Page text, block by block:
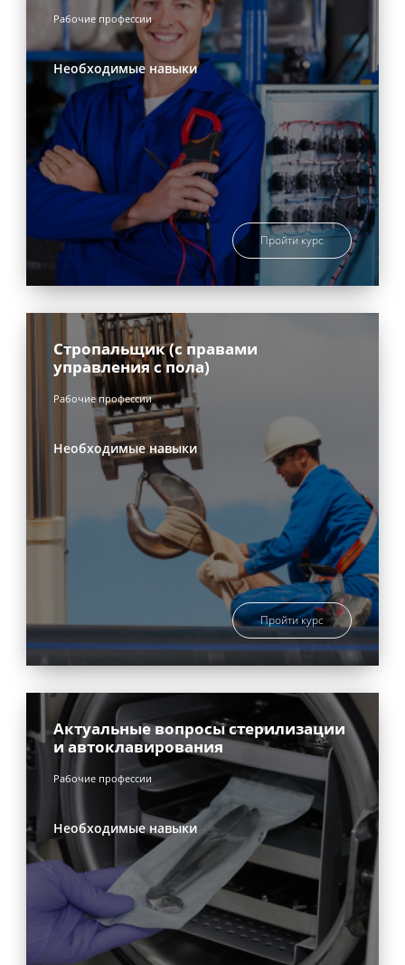
Рабочие профессии
Необходимые навыки
Пройти курс
Стропальщик (с правами
управления с пола)
Рабочие профессии
Необходимые навыки
Пройти курс
Актуальные вопросы стерилизации
и автоклавирования
Рабочие профессии
Необходимые навыки